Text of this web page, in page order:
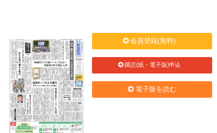
会員登録(無料)
購読(紙・電子版)申込
電子版を読む